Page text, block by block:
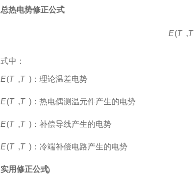
总热电势修正公式
E(T ,T
式中：
E(T ,T ) ：理论温差电势
E(T ,T ) ：热电偶测温元件产生的电势
E(T ,T ) ：补偿导线产生的电势
E(T ,T ) ：冷端补偿电路产生的电势
实用修正公式0